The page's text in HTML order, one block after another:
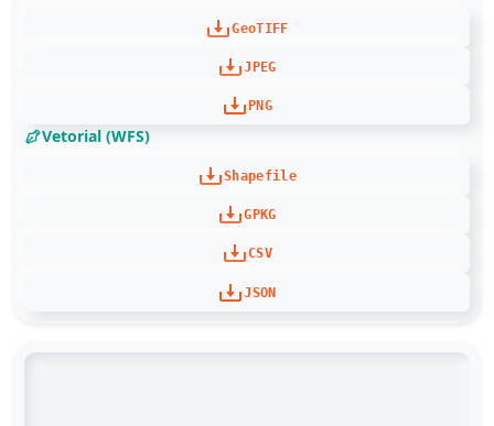
GeoTIFF
JPEG
PNG
Vetorial (WFS)
Shapefile
GPKG
CSV
JSON